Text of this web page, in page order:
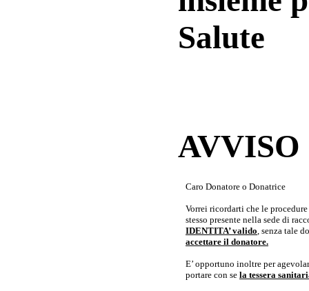
Salute
Caro Donatore o Donatrice
Vorrei ricordarti che le
stesso presente nella sede di
IDENTITA’ valido, senza tale
accettare il donatore.
E’ opportuno inoltre per
portare con se la tessera